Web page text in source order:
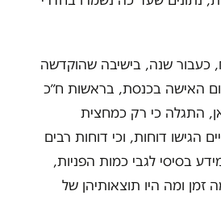
כעבור שנה, בישיבה שהוקדשה
האישה בכנסת, בראשות ח״כ
התגלה כי רק כמחצית
הגישו דוחות, וכי דוחות רבים
בסיסי לגבי כמות הפניות,
זמן ומה היו תוצאותיהן של